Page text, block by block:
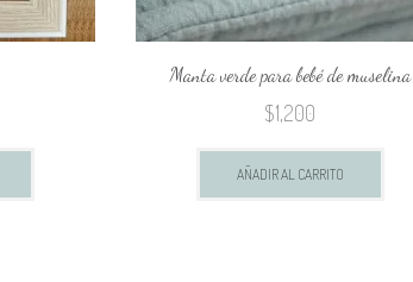
Manta verde para bebé de muselina
$1,200
AÑADIR AL CARRITO